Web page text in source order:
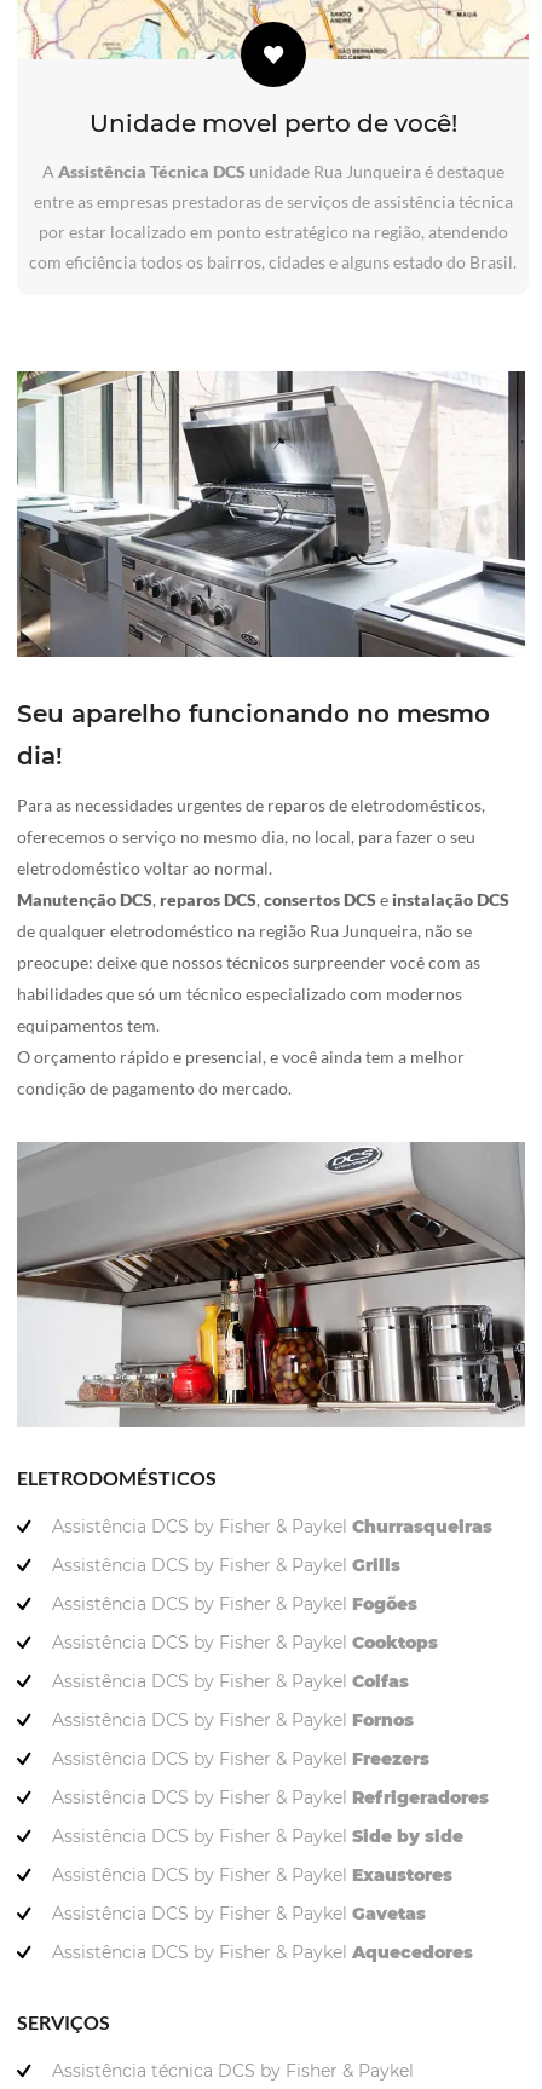
Unidade movel perto de você!
A Assistência Técnica DCS unidade Rua Junqueira é destaque
entre as empresas prestadoras de serviços de assistência técnica
por estar localizado em ponto estratégico na região, atendendo
com eficiência todos os bairros, cidades e alguns estado do Brasil.
Seu aparelho funcionando no mesmo
dia!
Para as necessidades urgentes de reparos de eletrodomésticos,
oferecemos o serviço no mesmo dia, no local, para fazer o seu
eletrodoméstico voltar ao normal.
Manutenção DCS, reparos DCS, consertosDCSe instalaçãoDCS
de qualquer eletrodoméstico na região Rua Junqueira, não se
preocupe: deixe que nossos técnicos surpreender você com as
habilidades que só um técnico especializado com modernos
equipamentos tem.
O orçamento rápido e presencial, e você ainda tem a melhor
condição de pagamento do mercado.
ELETRODOMÉSTICOS
Assistência DCS by Fisher & Paykel Churrasqueiras
Assistência DCS by Fisher & Paykel Grills
Assistência DCS by Fisher & Paykel Fogões
Assistência DCS by Fisher & Paykel Cooktops
Assistência DCS by Fisher & Paykel Coifas
Assistência DCS by Fisher & Paykel Fornos
Assistência DCS by Fisher & Paykel Freezers
Assistência DCS by Fisher & Paykel Refrigeradores
Assistência DCS by Fisher & Paykel Side by side
Assistência DCS by Fisher & Paykel Exaustores
Assistência DCS by Fisher & Paykel Gavetas
Assistência DCS by Fisher & Paykel Aquecedores
SERVIÇOS
Assistência técnica DCS by Fisher & Paykel